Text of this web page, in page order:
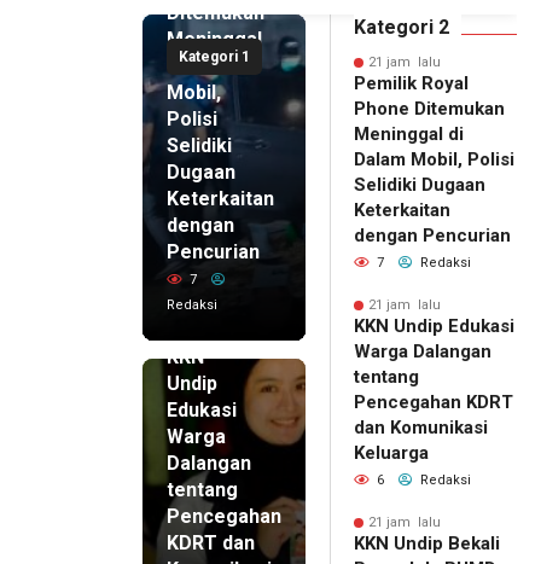
Kategori 1
Ditemukan
Meninggal
di Dalam
Mobil,
Polisi
Selidiki
Dugaan
Keterkaitan
dengan
Pencurian
7
Redaksi
KKN
Undip
Edukasi
Warga
Dalangan
tentang
Pencegahan
KDRT dan
Kategori 2
21 jam lalu
Pemilik Royal
Phone Ditemukan
Meninggal di
Dalam Mobil, Polisi
Selidiki Dugaan
Keterkaitan
dengan Pencurian
7 Redaksi
21 jam lalu
KKN Undip Edukasi
Warga Dalangan
tentang
Pencegahan KDRT
dan Komunikasi
Keluarga
6 Redaksi
21 jam lalu
KKN Undip Bekali